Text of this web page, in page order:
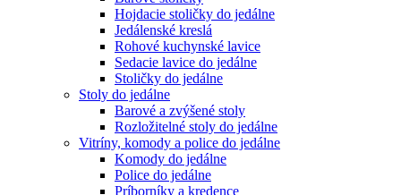
Hojdacie stoličky do jedálne
Jedálenské kreslá
Rohové kuchynské lavice
Sedacie lavice do jedálne
Stoličky do jedálne
Stoly do jedálne
Barové a zvýšené stoly
Rozložitelné stoly do jedálne
Vitríny, komody a police do jedálne
Komody do jedálne
Police do jedálne
Príborníky a kredence